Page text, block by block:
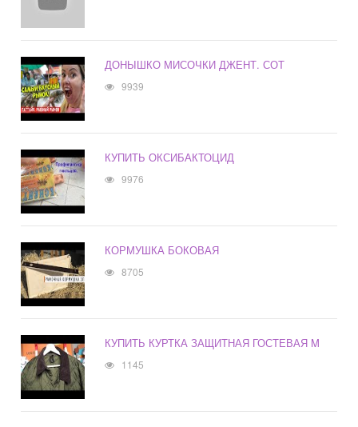
ДОНЫШКО МИСОЧКИ ДЖЕНТ. СОТ
9939
КУПИТЬ ОКСИБАКТОЦИД
9976
КОРМУШКА БОКОВАЯ
8705
КУПИТЬ КУРТКА ЗАЩИТНАЯ ГОСТЕВАЯ M
1145